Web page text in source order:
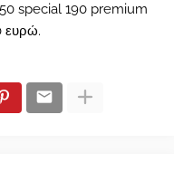
special 190 premium
ευρώ.